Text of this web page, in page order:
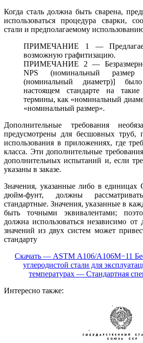
Когда сталь должна быть сварена,
использоваться процедура сварки,
стали и предполагаемому
ПРИМЕЧАНИЕ 1 —
возможную графитизацию.
ПРИМЕЧАНИЕ 2 —
NPS (номинальный
(номинальный диаметр)]
настоящем стандарте на
термины, как «номинальный
«номинальный размер».
Дополнительные требования
предусмотрены для бесшовных труб,
использования в приложениях, где
класса. Эти дополнительные
дополнительных испытаний и, если
указаны в заказе.
Значения, указанные либо в
дюйм-фунт, должны
стандартные. Значения, указанные в
быть точными эквивалентами;
должна использоваться независимо
значений из двух систем может
стандарту
Скачать — АSТМ A106/A106M−11
углеродистой стали для
температурах — Стандартная
Интересно также: